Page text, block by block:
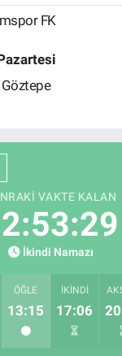
FK
VAKTE KALAN
İkindi Namazı
ÖĞLE
13:15
İKINDI
17:06